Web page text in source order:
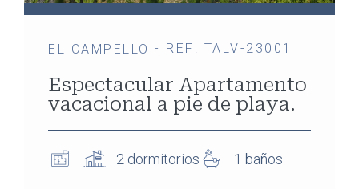
EL CAMPELLO - REF: TALV-23001
Espectacular Apartamento
vacacional a pie de playa.
2 dormitorios 1 baños